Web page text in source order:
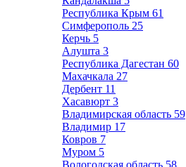
Республика Крым 61
Симферополь 25
Керчь 5
Алушта 3
Республика Дагестан 60
Махачкала 27
Дербент 11
Хасавюрт 3
Владимирская область 59
Владимир 17
Ковров 7
Муром 5
Вологодская область 58